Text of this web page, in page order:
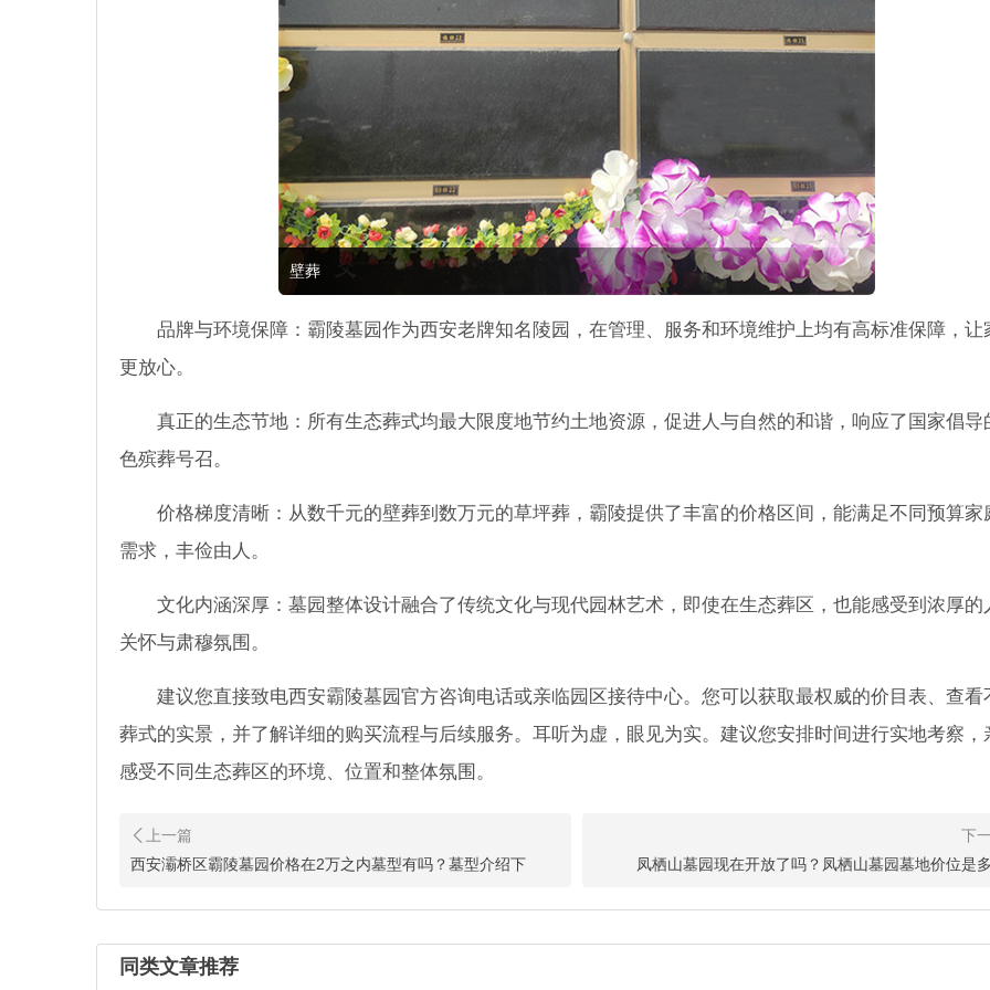
壁葬
品牌与环境保障：霸陵墓园作为西安老牌知名陵园，在管理、服务和环境维护上均有高标准保障，让
更放心。
真正的生态节地：所有生态葬式均最大限度地节约土地资源，促进人与自然的和谐，响应了国家倡导
色殡葬号召。
价格梯度清晰：从数千元的壁葬到数万元的草坪葬，霸陵提供了丰富的价格区间，能满足不同预算家
需求，丰俭由人。
文化内涵深厚：墓园整体设计融合了传统文化与现代园林艺术，即使在生态葬区，也能感受到浓厚的
关怀与肃穆氛围。
建议您直接致电西安霸陵墓园官方咨询电话或亲临园区接待中心。您可以获取最权威的价目表、查看
葬式的实景，并了解详细的购买流程与后续服务。耳听为虚，眼见为实。建议您安排时间进行实地考察，
感受不同生态葬区的环境、位置和整体氛围。
西安灞桥区霸陵墓园价格在2万之内墓型有吗？墓型介绍下 凤栖山墓园现在开放了吗？凤栖山墓园墓地价位是
同类文章推荐
西安霸陵陵园西区墓碑便宜的报价多少钱？位于西安东郊白鹿原的霸陵墓园新区，提供包括树葬、壁葬、
葬、台塬葬及传统立碑在内的多种安葬方式。
西安霸陵陵园艺术立碑起步多少钱,2025年价格区间参考
西安霸陵陵园作为当地知名的陵园之一，其艺术立碑以其庄重的设计和完善的服务备受关注。那么西安霸